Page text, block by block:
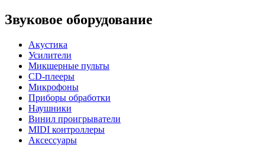
Звуковое оборудование
Акустика
Усилители
Микшерные пульты
CD-плееры
Микрофоны
Приборы обработки
Наушники
Винил проигрыватели
MIDI контроллеры
Аксессуары